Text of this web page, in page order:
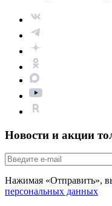
Новости и акции
Нажимая «Отправить»,
персональных данных